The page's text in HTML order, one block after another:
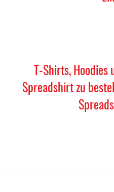
T-Shirts,
Spreadshirt zu